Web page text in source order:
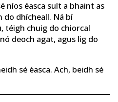
níos éasca sult a bhaint as
do dhícheall. Ná bí
téigh chuig do chiorcal
deoch agat, agus lig do
sé éasca. Ach, beidh sé